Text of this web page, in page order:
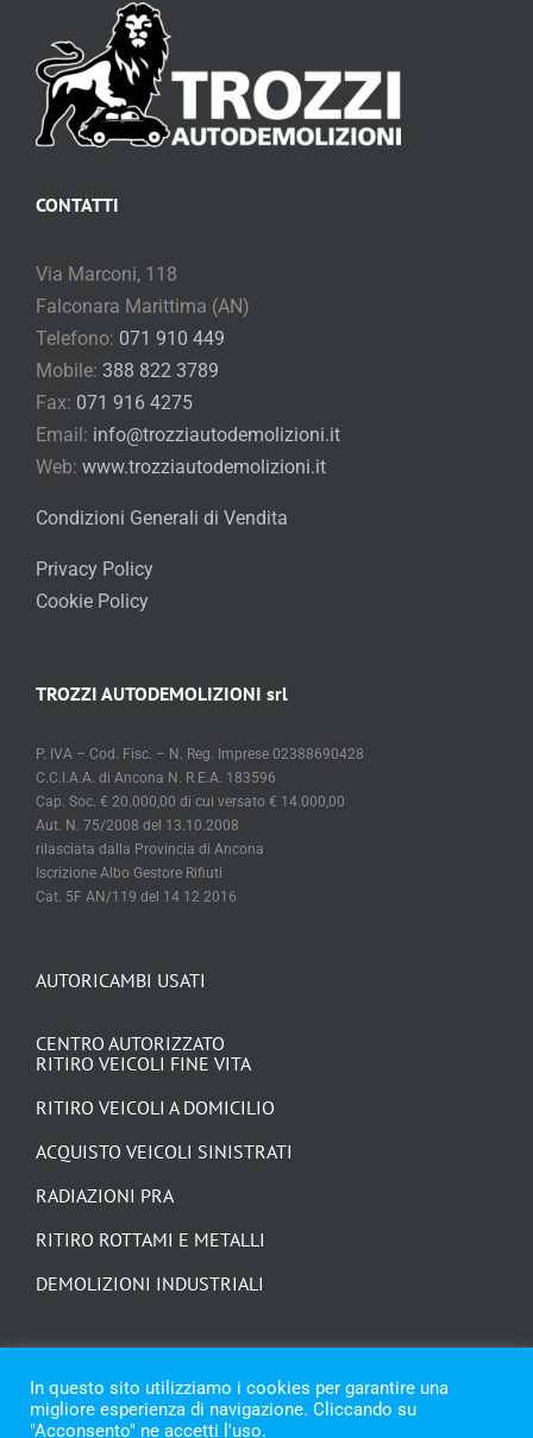
AUTORICAMBI USATI
CENTRO AUTORIZZATO
RITIRO VEICOLI FINE VITA
RITIRO VEICOLI A DOMICILIO
ACQUISTO VEICOLI SINISTRATI
RADIAZIONI PRA
RITIRO ROTTAMI E METALLI
DEMOLIZIONI INDUSTRIALI
CONTATTI
Via Marconi, 118
Falconara Marittima (AN)
Telefono: 071 910 449
Mobile: 388 822 3789
Fax: 071 916 4275
Email: info@trozziautodemolizioni.it
Web: www.trozziautodemolizioni.it
Condizioni Generali di Vendita
Privacy Policy
Cookie Policy
TROZZI AUTODEMOLIZIONI srl
P. IVA – Cod. Fisc. – N. Reg. Imprese 02388690428
C.C.I.A.A. di Ancona N. R.E.A. 183596
Cap. Soc. € 20.000,00 di cui versato € 14.000,00
Aut. N. 75/2008 del 13.10.2008
rilasciata dalla Provincia di Ancona
Iscrizione Albo Gestore Rifiuti
Cat. 5F AN/119 del 14 12 2016
In questo sito utilizziamo i cookies per garantire una
migliore esperienza di navigazione. Cliccando su
"Acconsento" ne accetti l'uso.